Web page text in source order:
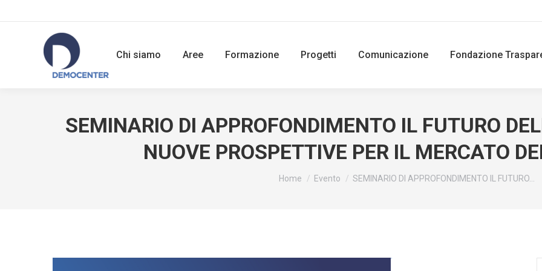
Chi siamo Aree Formazione Progetti Comunicazione Fondazione
SEMINARIO DI APPROFONDIMENTO IL FUTURO
NUOVE PROSPETTIVE PER IL MERCATO
You are here:
Home Evento SEMINARIO DI APPROFONDIMENTO IL FUTURO…